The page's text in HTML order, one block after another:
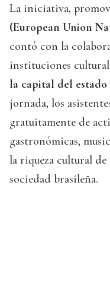
La iniciativa,
(European Union
contó con la
instituciones
la capital del estado
jornada, los
gratuitamente de
gastronómicas,
la riqueza cultural de
sociedad brasileña.